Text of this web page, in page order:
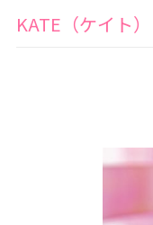
KATE（ケイト